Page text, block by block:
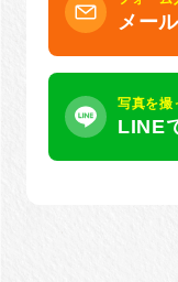
メー
写真を撮
LINE